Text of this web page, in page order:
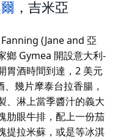
，吉米亞
(Jane and 亞
鄉 Gymea 開設意大利-
胃酒時間到達，2 美元
幾片摩泰台拉香腸，
、淋上當季醬汁的義大
肋眼牛排，配上一份茄
提拉米蘇，或是等冰淇